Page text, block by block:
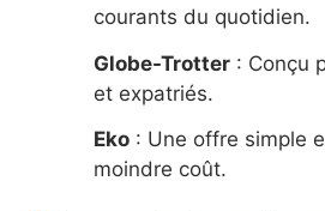
courants du quotidien.
Globe-Trotter : Conçu
et expatriés.
Eko : Une offre simple
moindre coût.